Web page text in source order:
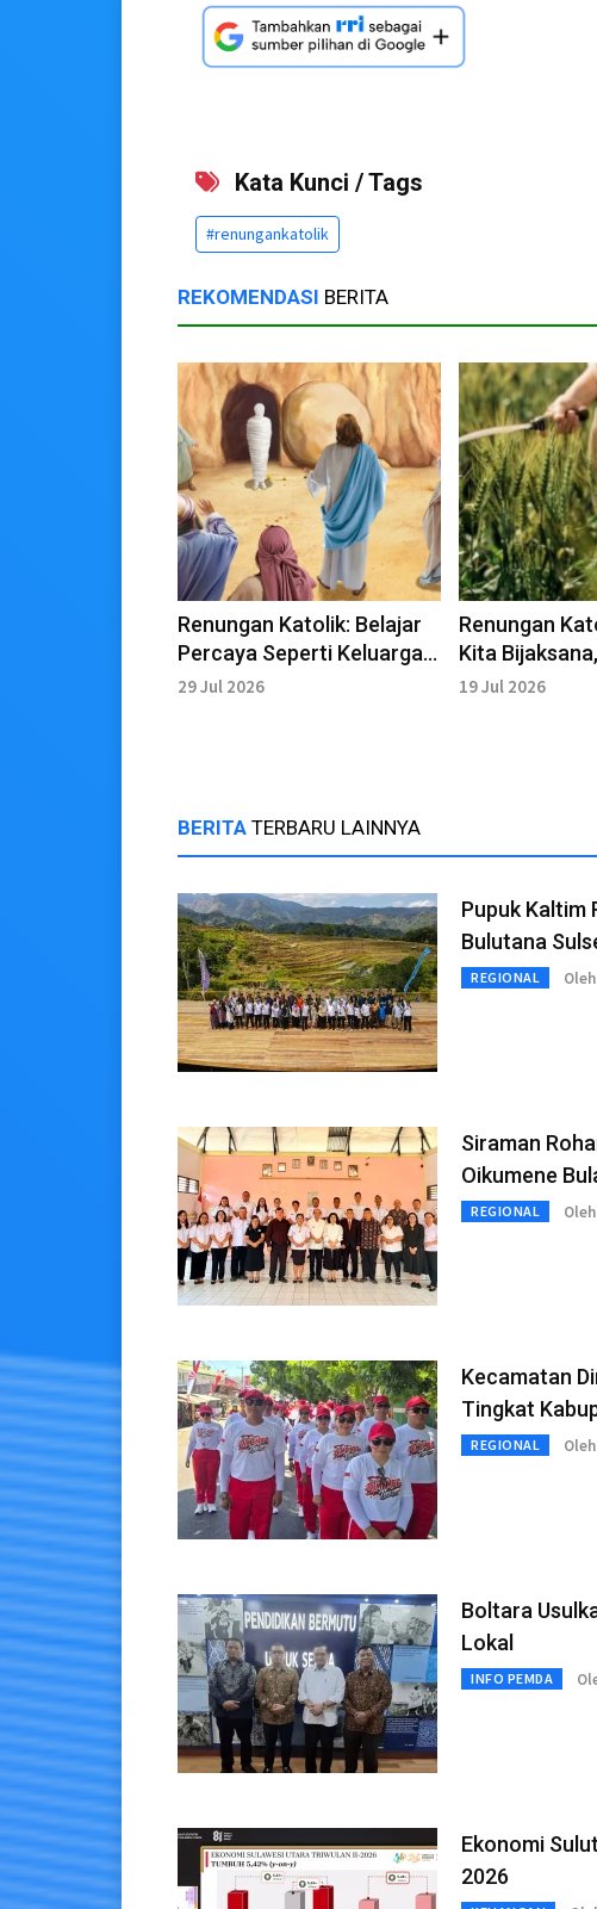
Kata Kunci / Tags
#renungankatolik
REKOMENDASI BERITA
Renungan Katolik: Belajar
Percaya Seperti Keluarga
Kudus di Betania
29 Jul 2026
Renungan
Kita
Adil, Baiklah
19 Jul 2026
BERITA TERBARU LAINNYA
Pupuk Kaltim
Bulutana
REGIONAL Oleh
Siraman
Oikumene
REGIONAL Oleh
Kecamatan
Tingkat
REGIONAL Oleh
Boltara
Lokal
INFO PEMDA
Ekonomi
2026